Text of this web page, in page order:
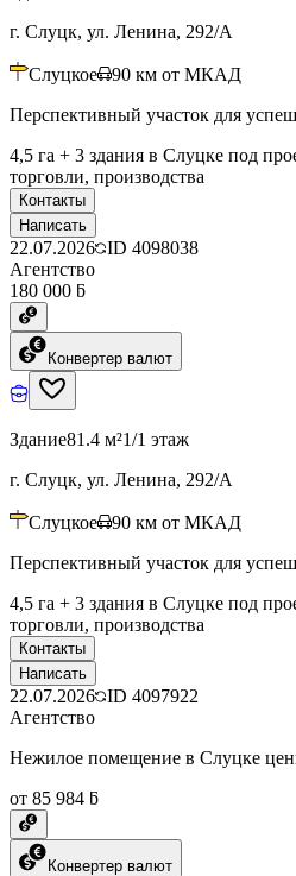
г. Слуцк, ул. Ленина, 292/А
Слуцкое 90 км от МКАД
Перспективный участок для
4,5 га + 3 здания в Слуцке под
торговли, производства
Контакты
Написать
22.07.2026 ID 4098038
Агентство
180 000 ƃ
Конвертер валют
Здание81.4 м²1/1 этаж
г. Слуцк, ул. Ленина, 292/А
Слуцкое 90 км от МКАД
Перспективный участок для
4,5 га + 3 здания в Слуцке под
торговли, производства
Контакты
Написать
22.07.2026 ID 4097922
Агентство
Нежилое помещение в Слуцке
от 85 984 ƃ
Конвертер валют